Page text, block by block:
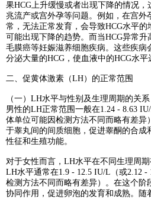
果HCG上升缓慢或者出现下降的情况
兆流产或宫外孕等问题。例如，在宫外
常，无法正常发育，会导致HCG水平
可能出现下降的趋势。而当HCG异常
毛膜癌等妊娠滋养细胞疾病。这些疾病
分泌大量的HCG，使血液中的HCG水平
二、促黄体激素（LH）的正常范围
（一）LH水平与性别及生理周期的关系
男性的LH正常范围一般在1.24 - 8.63
体单位可能因检测方法不同而略有差异
于睾丸间的间质细胞，促进睾酮的合成
性征和生殖功能。
对于女性而言，LH水平在不同生理周
LH水平通常在1.9 - 12.5 IU/L（或2.12 -
检测方法不同而略有差异）。在这个阶
协同作用，促进卵泡的发育和成熟。随